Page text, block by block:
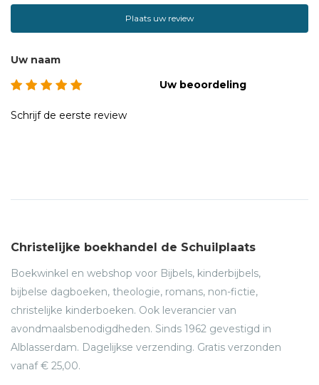
Plaats uw review
Uw naam
Uw beoordeling
Schrijf de eerste review
Christelijke boekhandel de Schuilplaats
Boekwinkel en webshop voor Bijbels, kinderbijbels,
bijbelse dagboeken, theologie, romans, non-fictie,
christelijke kinderboeken. Ook leverancier van
avondmaalsbenodigdheden. Sinds 1962 gevestigd in
Alblasserdam. Dagelijkse verzending. Gratis verzonden
vanaf € 25,00.